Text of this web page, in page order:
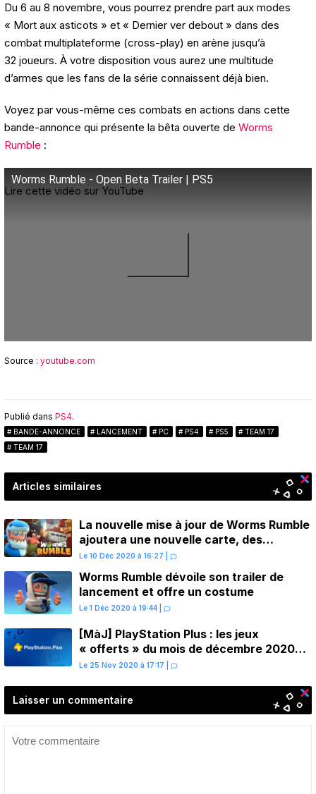
Du 6 au 8 novembre, vous pourrez prendre part aux modes
« Mort aux asticots » et « Dernier ver debout » dans des
combat multiplateforme (cross-play) en arène jusqu’à
32 joueurs. À votre disposition vous aurez une multitude
d’armes que les fans de la série connaissent déjà bien.
Voyez par vous-même ces combats en actions dans cette
bande-annonce qui présente la bêta ouverte de Worms
Rumble :
Worms Rumble - Open Beta Trailer | PS5
Lire cette vidéo sur YouTube
Source : youtube.com
Publié dans PS4.
BANDE-ANNONCE LANCEMENT PC PS4 PS5
TEAM 17
TEAM 17
Articles similaires
La nouvelle mise à jour de Worms Rumble
ajoutera une nouvelle carte, des
costumes et d’autres
Le 10 Déc 2020 à 16:27
Worms Rumble dévoile son trailer de
lancement et offre un costume
Le 1 Déc 2020 à 19:44
[MàJ] PlayStation Plus : les jeux
« offerts » du mois de décembre 2020
annoncés
Le 25 Nov 2020 à 17:17
Laisser un commentaire